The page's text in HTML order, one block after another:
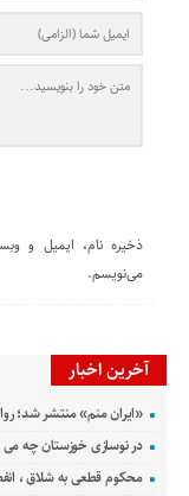
ذخیره نام، ایمیل و
می‌نویسم.
آخرین اخبار
«ایران منم» منتشر شد؛
در نوسازی خوزستان چه می
محکوم قطعی به شلاق ،